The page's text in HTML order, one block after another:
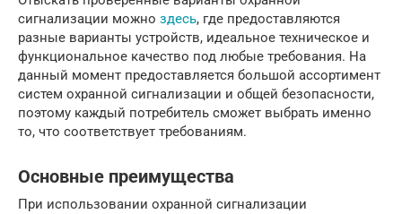
сигнализации можно здесь, где предоставляются
разные варианты устройств, идеальное техническое и
функциональное качество под любые требования. На
данный момент предоставляется большой ассортимент
систем охранной сигнализации и общей безопасности,
поэтому каждый потребитель сможет выбрать именно
то, что соответствует требованиям.
Основные преимущества
При использовании охранной сигнализации